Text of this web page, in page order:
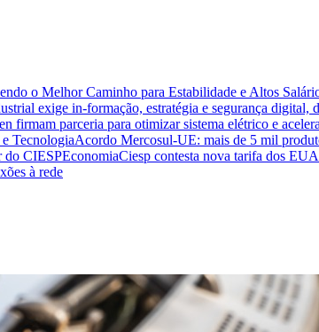
o Melhor Caminho para Estabilidade e Altos
exige in-formação, estratégia e segurança digital,
firmam parceria para otimizar sistema elétrico e
TecnologiaAcordo Mercosul-UE: mais de 5 mil
do CIESPEconomiaCiesp contesta nova tarifa dos
à rede